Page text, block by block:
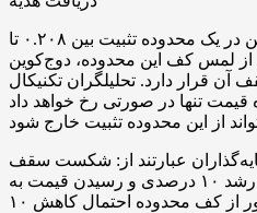
در حال حاضر، قیمت دوج‌ کوین در یک محدوده تثبیت بین ۰.۲۰۸ تا
از لمس کف این محدوده، دوج‌کوین
قرار دارد. تحلیلگران تکنیکال
تنها در صورتی رخ خواهد داد
عبارتند از: شکست سقف
محدوده تثبیت می‌تواند باعث رشد ۱۰ درصدی و رسیدن قیمت به
۰.۲۴۵ دلار شود، در حالی که عبور از کف محدوده احتمال کاهش ۱۰